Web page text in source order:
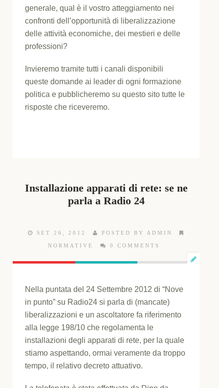
generale, qual è il vostro atteggiamento nei
confronti dell’opportunità di liberalizzazione
delle attività economiche, dei mestieri e delle
professioni?
Invieremo tramite tutti i canali disponibili
queste domande ai leader di ogni formazione
politica e pubblicheremo su questo sito tutte le
risposte che riceveremo.
Installazione apparati di rete: se ne
parla a Radio 24
SET 26, 2012 POSTED BY ADMIN
NORMATIVE 0 COMMENTS
Nella puntata del 24 Settembre 2012 di “Nove
in punto” su Radio24 si parla di (mancate)
liberalizzazioni e un ascoltatore fa riferimento
alla legge 198/10 che regolamenta le
installazioni degli apparati di rete, per la quale
stiamo aspettando, ormai veramente da troppo
tempo, il relativo decreto attuativo.